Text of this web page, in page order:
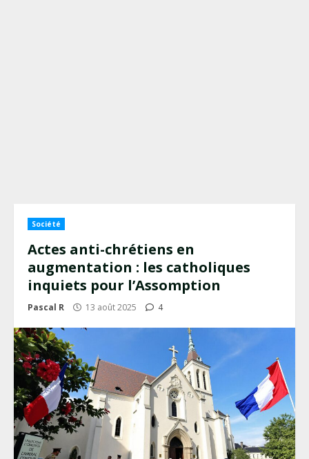
Société
Actes anti-chrétiens en
augmentation : les catholiques
inquiets pour l’Assomption
Pascal R 13 août 2025 4